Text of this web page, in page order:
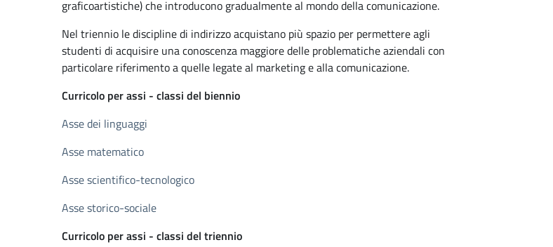
graficoartistiche) che introducono gradualmente al mondo della comunicazione.
Nel triennio le discipline di indirizzo acquistano più spazio per permettere agli
studenti di acquisire una conoscenza maggiore delle problematiche aziendali con
particolare riferimento a quelle legate al marketing e alla comunicazione.
Curricolo per assi - classi del biennio
Asse dei linguaggi
Asse matematico
Asse scientifico-tecnologico
Asse storico-sociale
Curricolo per assi - classi del triennio